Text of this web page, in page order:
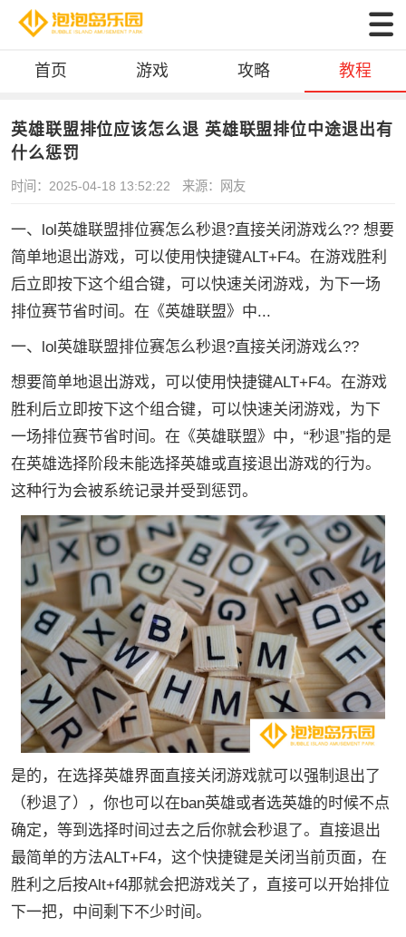
首页 游戏 攻略 教程
英雄联盟排位应该怎么退 英雄联盟排位中途退出有
什么惩罚
时间：2025-04-18 13:52:22 来源：网友
一、lol英雄联盟排位赛怎么秒退?直接关闭游戏么?? 想要
简单地退出游戏，可以使用快捷键ALT+F4。在游戏胜利
后立即按下这个组合键，可以快速关闭游戏，为下一场
排位赛节省时间。在《英雄联盟》中...
一、lol英雄联盟排位赛怎么秒退?直接关闭游戏么??
想要简单地退出游戏，可以使用快捷键ALT+F4。在游戏
胜利后立即按下这个组合键，可以快速关闭游戏，为下
一场排位赛节省时间。在《英雄联盟》中，“秒退”指的是
在英雄选择阶段未能选择英雄或直接退出游戏的行为。
这种行为会被系统记录并受到惩罚。
是的，在选择英雄界面直接关闭游戏就可以强制退出了
（秒退了），你也可以在ban英雄或者选英雄的时候不点
确定，等到选择时间过去之后你就会秒退了。直接退出
最简单的方法ALT+F4，这个快捷键是关闭当前页面，在
胜利之后按Alt+f4那就会把游戏关了，直接可以开始排位
下一把，中间剩下不少时间。